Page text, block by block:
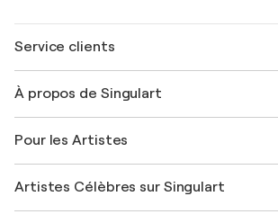
Service clients
Expédition
Offrir une carte cadeau
Rejoignez notre programme commercial
Mon compte
+33 1 76 44 06 42
À propos de Singulart
FAQ
Magazine Singulart
Emplois
Pour les Artistes
Se connecter en tant qu'Artiste
Artistes Célèbres sur Singulart